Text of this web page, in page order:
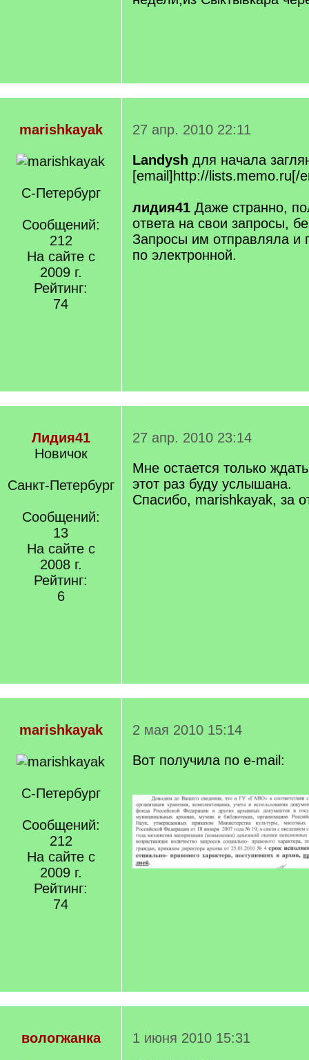
marishkayak
С-Петербург
Сообщений:
212
На сайте с
2009 г.
Рейтинг:
74
27 апр. 2010 22:11
Landysh для начала
[email]http://lists.memo.ru[/
лидия41 Даже странно,
ответа на свои запросы,
Запросы им отправляла и
по электронной.
Лидия41
Новичок
Санкт-Петербург
Сообщений:
13
На сайте с
2008 г.
Рейтинг:
6
27 апр. 2010 23:14
Мне остается только
этот раз буду услышана.
Спасибо, marishkayak, за
marishkayak
С-Петербург
Сообщений:
212
На сайте с
2009 г.
Рейтинг:
74
2 мая 2010 15:14
Вот получила по e-mail:
вологжанка
1 июня 2010 15:31